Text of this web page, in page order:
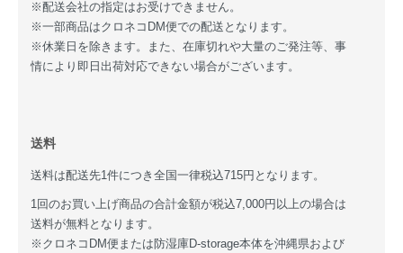
※配送会社の指定はお受けできません。
※一部商品はクロネコDM便での配送となります。
※休業日を除きます。また、在庫切れや大量のご発注等、事
情により即日出荷対応できない場合がございます。
送料
送料は配送先1件につき全国一律税込715円となります。
1回のお買い上げ商品の合計金額が税込7,000円以上の場合は
送料が無料となります。
※クロネコDM便または防湿庫D-storage本体を沖縄県および